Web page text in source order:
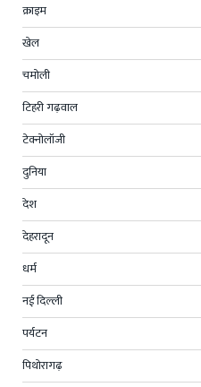
क्राइम
खेल
चमोली
टिहरी गढ़वाल
टेक्नोलॉजी
दुनिया
देश
देहरादून
धर्म
नई दिल्ली
पर्यटन
पिथोरागढ़